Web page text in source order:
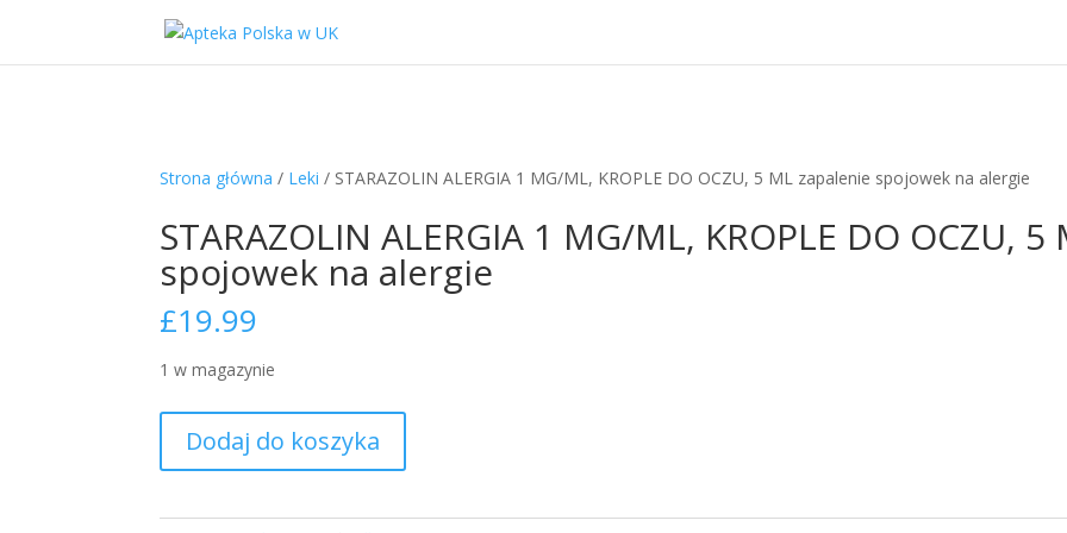
Strona główna / Leki / STARAZOLIN ALERGIA 1 MG/ML, KROPLE DO OCZU, 5 ML zapalenie spojowek na alergie
STARAZOLIN ALERGIA 1 MG/ML, KROPLE DO OCZU,
spojowek na alergie
£19.99
1 w magazynie
STARAZOLIN
ALERGIA
Dodaj do koszyka